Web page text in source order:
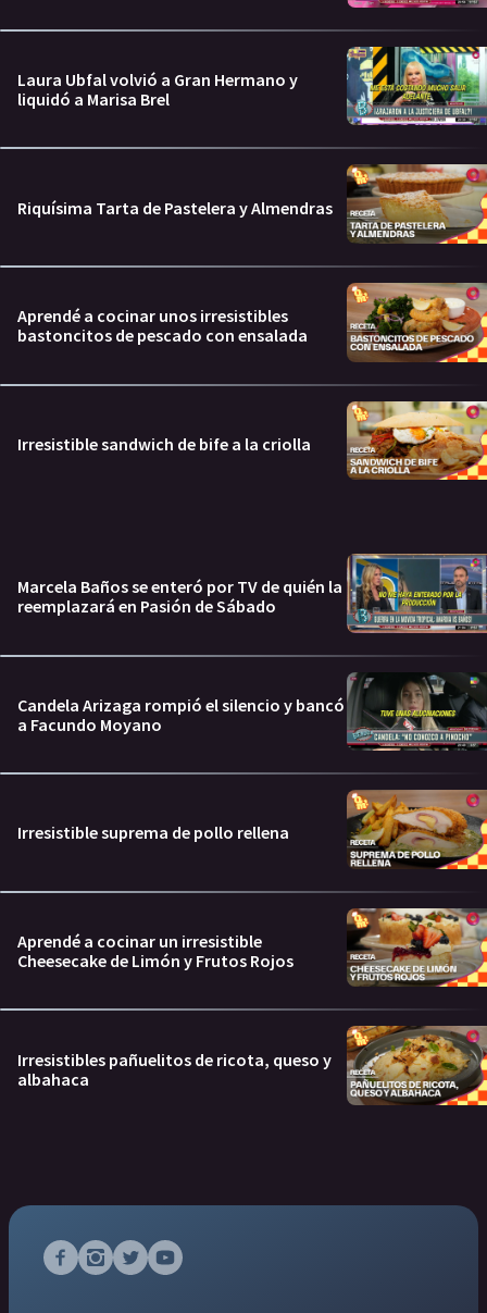
Laura Ubfal volvió a Gran Hermano y
liquidó a Marisa Brel
Riquísima Tarta de Pastelera y Almendras
Aprendé a cocinar unos irresistibles
bastoncitos de pescado con ensalada
Irresistible sandwich de bife a la criolla
Marcela Baños se enteró por TV de quién la
reemplazará en Pasión de Sábado
Candela Arizaga rompió el silencio y bancó
a Facundo Moyano
Irresistible suprema de pollo rellena
Aprendé a cocinar un irresistible
Cheesecake de Limón y Frutos Rojos
Irresistibles pañuelitos de ricota, queso y
albahaca